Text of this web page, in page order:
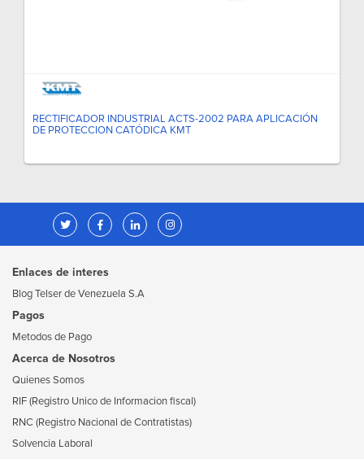
RECTIFICADOR INDUSTRIAL ACTS-2002 PARA APLICACIÓN
DE PROTECCION CATÓDICA KMT
Enlaces de interes
Blog Telser de Venezuela S.A
Pagos
Metodos de Pago
Acerca de Nosotros
Quienes Somos
RIF (Registro Unico de Informacion fiscal)
RNC (Registro Nacional de Contratistas)
Solvencia Laboral